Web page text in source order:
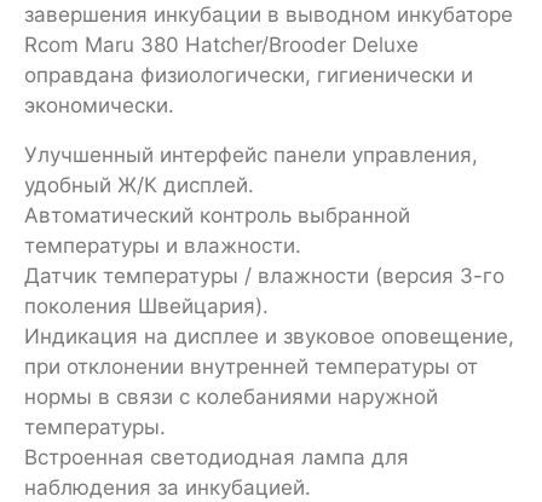
завершения инкубации в выводном инкубаторе
Rcom Maru 380 Hatcher/Brooder Deluxe
оправдана физиологически, гигиенически и
экономически.
Улучшенный интерфейс панели управления,
удобный Ж/К дисплей.
Автоматический контроль выбранной
температуры и влажности.
Датчик температуры / влажности (версия 3-го
поколения Швейцария).
Индикация на дисплее и звуковое оповещение,
при отклонении внутренней температуры от
нормы в связи с колебаниями наружной
температуры.
Встроенная светодиодная лампа для
наблюдения за инкубацией.